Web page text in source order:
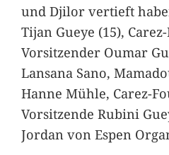
und Djilor vertieft
Tijan Gueye (15),
Vorsitzender Oumar
Lansana Sano,
Hanne Mühle, Carez-
Vorsitzende Rubini
Jordan von Espen